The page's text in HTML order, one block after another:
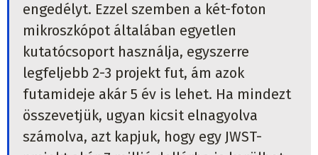
engedélyt. Ezzel szemben a két-foton
mikroszkópot általában egyetlen
kutatócsoport használja, egyszerre
legfeljebb 2-3 projekt fut, ám azok
futamideje akár 5 év is lehet. Ha mindezt
összevetjük, ugyan kicsit elnagyolva
számolva, azt kapjuk, hogy egy JWST-